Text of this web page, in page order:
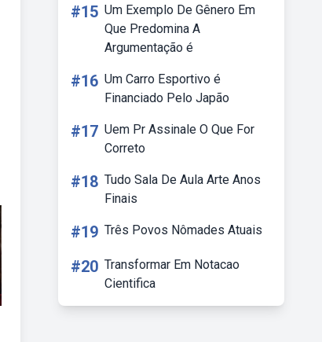
#15 Um Exemplo De Gênero Em
Que Predomina A
Argumentação é
#16 Um Carro Esportivo é
Financiado Pelo Japão
#17 Uem Pr Assinale O Que For
Correto
#18 Tudo Sala De Aula Arte Anos
Finais
#19 Três Povos Nômades Atuais
#20 Transformar Em Notacao
Cientifica